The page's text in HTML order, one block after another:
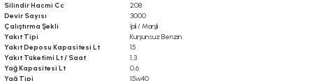
Silindir Hacmi Cc
208
Devir Sayısı
3000
Çalıştırma Şekli
İpli / Marşlı
Yakıt Tipi
Kurşunsuz Benzin
Yakıt Deposu Kapasitesi Lt
15
Yakıt Tüketimi Lt / Saat
1,3
Yağ Kapasitesi Lt
0,6
Yağ Tipi
15w40